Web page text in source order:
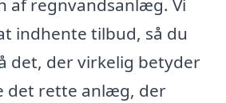
af regnvandsanlæg. Vi
indhente tilbud, så du
det, der virkelig betyder
det rette anlæg, der